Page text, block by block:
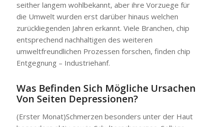
seither langem wohlbekannt, aber ihre Vorzuege für
die Umwelt wurden erst darüber hinaus welchen
zurückliegenden Jahren erkannt. Viele Branchen, chip
entsprechend nachhaltigen des weiteren
umweltfreundlichen Prozessen forschen, finden chip
Entgegnung – Industriehanf.
Was Befinden Sich Mögliche Ursachen
Von Seiten Depressionen?
(Erster Monat)Schmerzen besonders unter der Haut